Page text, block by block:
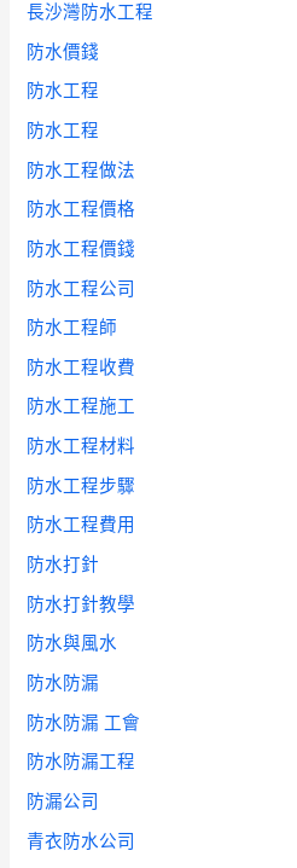
長沙灣防水工程
防水價錢
防水工程
防水工程
防水工程做法
防水工程價格
防水工程價錢
防水工程公司
防水工程師
防水工程收費
防水工程施工
防水工程材料
防水工程步驟
防水工程費用
防水打針
防水打針教學
防水與風水
防水防漏
防水防漏 工會
防水防漏工程
防漏公司
青衣防水公司